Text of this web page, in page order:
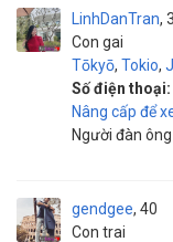
LinhDanTran
Con gai
Tōkyō, Tokio,
Số điện thoại:
Nâng cấp để
Người đàn
gendgee
Con trai
40